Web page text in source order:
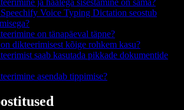
ja häälega sisestamine on sama?
Voice Typing Dictation seostub
on tänapäeval täpne?
dikteerimisest kõige rohkem kasu?
saab kasutada pikkade dokumentide
asendab tippimise?